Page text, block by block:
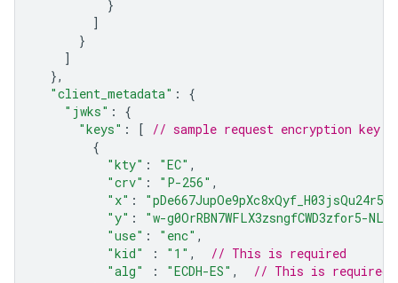
}
]
}
]
},
"client_metadata" :
{
"jwks" :
{
"keys" : [
// sample request encryption key
{
"kty" : "EC" ,
"crv" : "P-256" ,
"x" :
"y" :
"w-g0OrRBN7WFLX3zsngfCWD3zfor5-
"use" : "enc" ,
"kid"
: "1" ,
// This is required
"alg"
: "ECDH-ES" ,
// This is required